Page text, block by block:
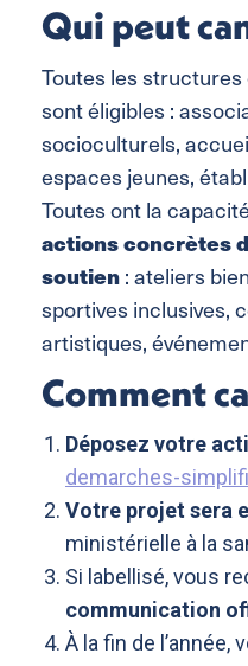
Qui peut
Toutes les
sont éligibles :
socioculturels,
espaces jeunes,
Toutes ont la
actions concrètes
soutien: ateliers
sportives inclusives,
artistiques,
Comment
Déposez votre
demarches-
Votre projet sera
ministérielle à la
Si labellisé, vous
communication
À la fin de l’année,